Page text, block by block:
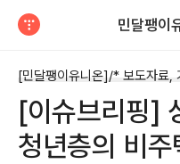
민달팽이
[민달팽이유니온]/* 보도자료,
[이슈브리핑]
청년층의 비주